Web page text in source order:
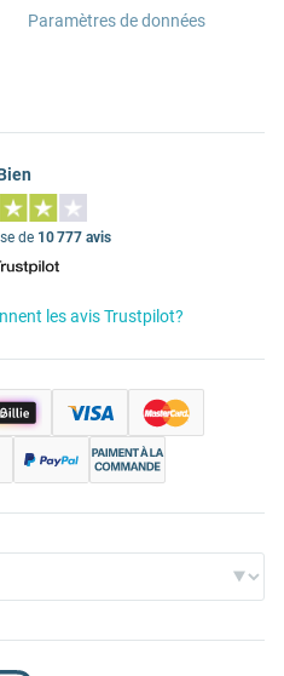
Paramètres de données
de 10 777 avis
les avis Trustpilot?